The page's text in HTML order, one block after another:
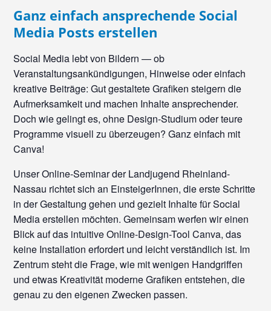
Ganz einfach ansprechende Social
Media Posts erstellen
Social Media lebt von Bildern — ob
Veranstaltungsankündigungen, Hinweise oder einfach
kreative Beiträge: Gut gestaltete Grafiken steigern die
Aufmerksamkeit und machen Inhalte ansprechender.
Doch wie gelingt es, ohne Design-Studium oder teure
Programme visuell zu überzeugen? Ganz einfach mit
Canva!
Unser Online-Seminar der Landjugend Rheinland-
Nassau richtet sich an EinsteigerInnen, die erste Schritte
in der Gestaltung gehen und gezielt Inhalte für Social
Media erstellen möchten. Gemeinsam werfen wir einen
Blick auf das intuitive Online-Design-Tool Canva, das
keine Installation erfordert und leicht verständlich ist. Im
Zentrum steht die Frage, wie mit wenigen Handgriffen
und etwas Kreativität moderne Grafiken entstehen, die
genau zu den eigenen Zwecken passen.